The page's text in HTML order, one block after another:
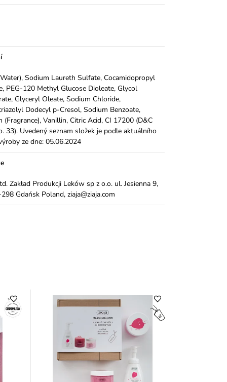
Sodium Laureth Sulfate, Cocamidopropyl
PEG-120 Methyl Glucose Dioleate, Glycol
Glyceryl Oleate, Sodium Chloride,
Dodecyl p-Cresol, Sodium Benzoate,
(Fragrance), Vanillin, Citric Acid, CI 17200 (D&C
33). Uvedený seznam složek je podle aktuálního
ze dne: 05.06.2024
Zakład Produkcji Leków sp z o.o. ul. Jesienna 9,
Gdańsk Poland, ziaja@ziaja.com